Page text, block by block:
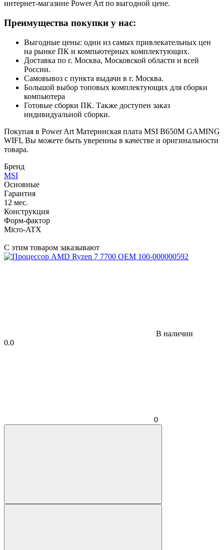
интернет-магазине Power Art по выгодной цене.
Преимущества покупки у нас:
Выгодные цены: одни из самых привлекательных цен
на рынке ПК и компьютерных комплектующих.
Доставка по г. Москва, Московской области и всей
России.
Самовывоз с пункта выдачи в г. Москва.
Большой выбор топовых комплектующих для сборки
компьютера
Готовые сборки ПК. Также доступен заказ
индивидуальной сборки.
Покупая в Power Art Материнская плата MSI B650M GAMING
WIFI, Вы можете быть уверенны в качестве и оригинальности
товара.
Бренд
MSI
Основные
Гарантия
12 мес.
Конструкция
Форм-фактор
Micro-ATX
С этим товаром заказывают
В наличии
0.0
0